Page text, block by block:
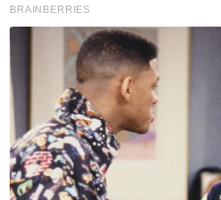
Menurut Datuk Pengelola
Negara, Datuk Ahmad
Paduka Baginda memberi
negara masih lagi
pelbagai masalah dan
sukar akibat ancaman